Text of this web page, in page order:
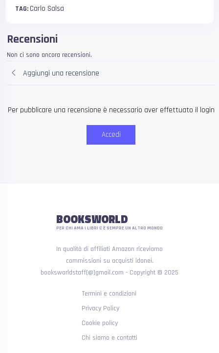
TAG:Carlo Salsa
Recensioni
Non ci sono ancora recensioni.
Aggiungi una recensione
Per pubblicare una recensione è necessario aver effettuato il login
Accedi
BOOKSWORLD
PER CHI AMA I LIBRI C'È SEMPRE UN ALTRO MONDO
In qualità di affiliati Amazon riceviamo
commissioni su acquisti idonei.
booksworldstaff[@]gmail.com - Copyright © 2025
Termini e condizioni
Privacy Policy
Cookie policy
Chi siamo e contatti